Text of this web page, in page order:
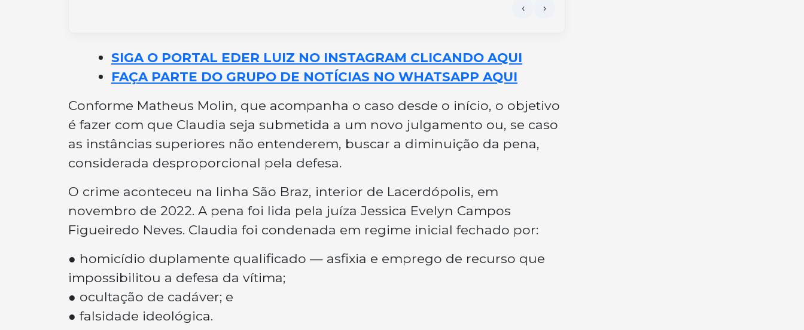
SIGA O PORTAL EDER LUIZ NO INSTAGRAM CLICANDO AQUI
FAÇA PARTE DO GRUPO DE NOTÍCIAS NO WHATSAPP AQUI
Conforme Matheus Molin, que acompanha o caso desde o início, o objetivo
é fazer com que Claudia seja submetida a um novo julgamento ou, se caso
as instâncias superiores não entenderem, buscar a diminuição da pena,
considerada desproporcional pela defesa.
O crime aconteceu na linha São Braz, interior de Lacerdópolis, em
novembro de 2022. A pena foi lida pela juíza Jessica Evelyn Campos
Figueiredo Neves. Claudia foi condenada em regime inicial fechado por:
● homicídio duplamente qualificado — asfixia e emprego de recurso que
impossibilitou a defesa da vítima;
● ocultação de cadáver; e
● falsidade ideológica.